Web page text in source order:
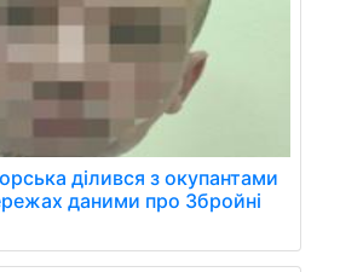
ділився з окупантами
даними про Збройні